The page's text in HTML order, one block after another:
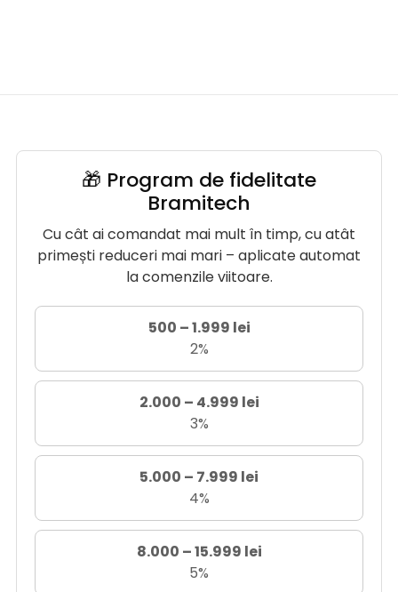
🎁 Program de fidelitate
Bramitech
Cu cât ai comandat mai mult în timp, cu atât
primești reduceri mai mari – aplicate automat
la comenzile viitoare.
500 – 1.999 lei
2%
2.000 – 4.999 lei
3%
5.000 – 7.999 lei
4%
8.000 – 15.999 lei
5%